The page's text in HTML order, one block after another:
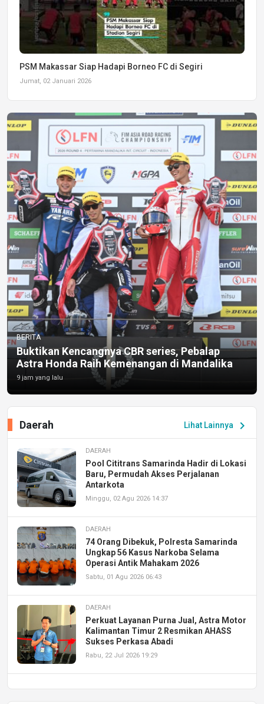
PSM Makassar Siap Hadapi Borneo FC di Segiri
Jumat, 02 Januari 2026
BERITA
Buktikan Kencangnya CBR series, Pebalap
Astra Honda Raih Kemenangan di Mandalika
9 jam yang lalu
Lihat Lainnya chevron_right
Daerah
DAERAH
Pool Cititrans Samarinda Hadir di Lokasi
Baru, Permudah Akses Perjalanan
Antarkota
Minggu, 02 Agu 2026 14:37
DAERAH
74 Orang Dibekuk, Polresta Samarinda
Ungkap 56 Kasus Narkoba Selama
Operasi Antik Mahakam 2026
Sabtu, 01 Agu 2026 06:43
DAERAH
Perkuat Layanan Purna Jual, Astra Motor
Kalimantan Timur 2 Resmikan AHASS
Sukses Perkasa Abadi
Rabu, 22 Jul 2026 19:29